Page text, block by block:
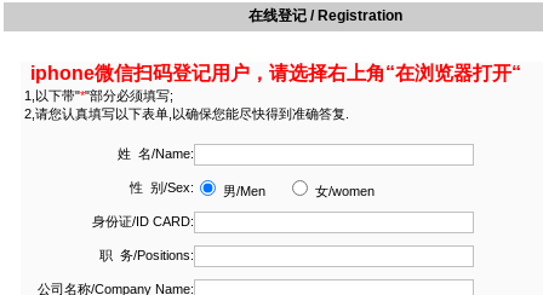
在线登记 / Registration
iphone微信扫码登记用户，请选择右上角“在浏览器打开“
1,以下带"*"部分必须填写;
2,请您认真填写以下表单,以确保您能尽快得到准确答复.
姓 名/Name:
性 别/Sex: 男/Men 女/women
身份证/ID CARD:
职 务/Positions:
公司名称/Company Name: